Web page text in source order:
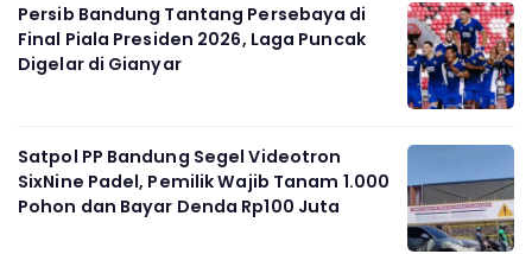
Persib Bandung Tantang Persebaya di
Final Piala Presiden 2026, Laga Puncak
Digelar di Gianyar
Satpol PP Bandung Segel Videotron
SixNine Padel, Pemilik Wajib Tanam 1.000
Pohon dan Bayar Denda Rp100 Juta